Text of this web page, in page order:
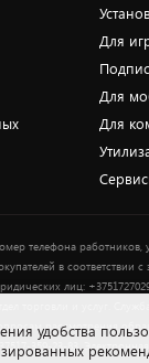
Для
Для
Для
телефона
в соответствии
лиц:
рассмотрения
359-23-83.
удобства